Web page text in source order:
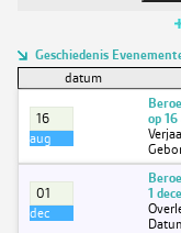
Geschiedenis
datum
16
aug
op
01
dec
1